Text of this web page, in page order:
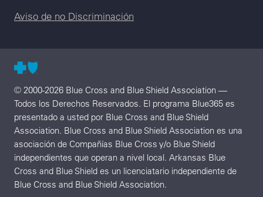
Aviso de no Discriminación
© 2000-2026 Blue Cross and Blue Shield Association —
Todos los Derechos Reservados. El programa Blue365 es
presentado a usted por Blue Cross and Blue Shield
Association. Blue Cross and Blue Shield Association es una
asociación de Compañías Blue Cross y/o Blue Shield
independientes que operan a nivel local. Arkansas Blue
Cross and Blue Shield es un licenciatario independiente de
Blue Cross and Blue Shield Association.